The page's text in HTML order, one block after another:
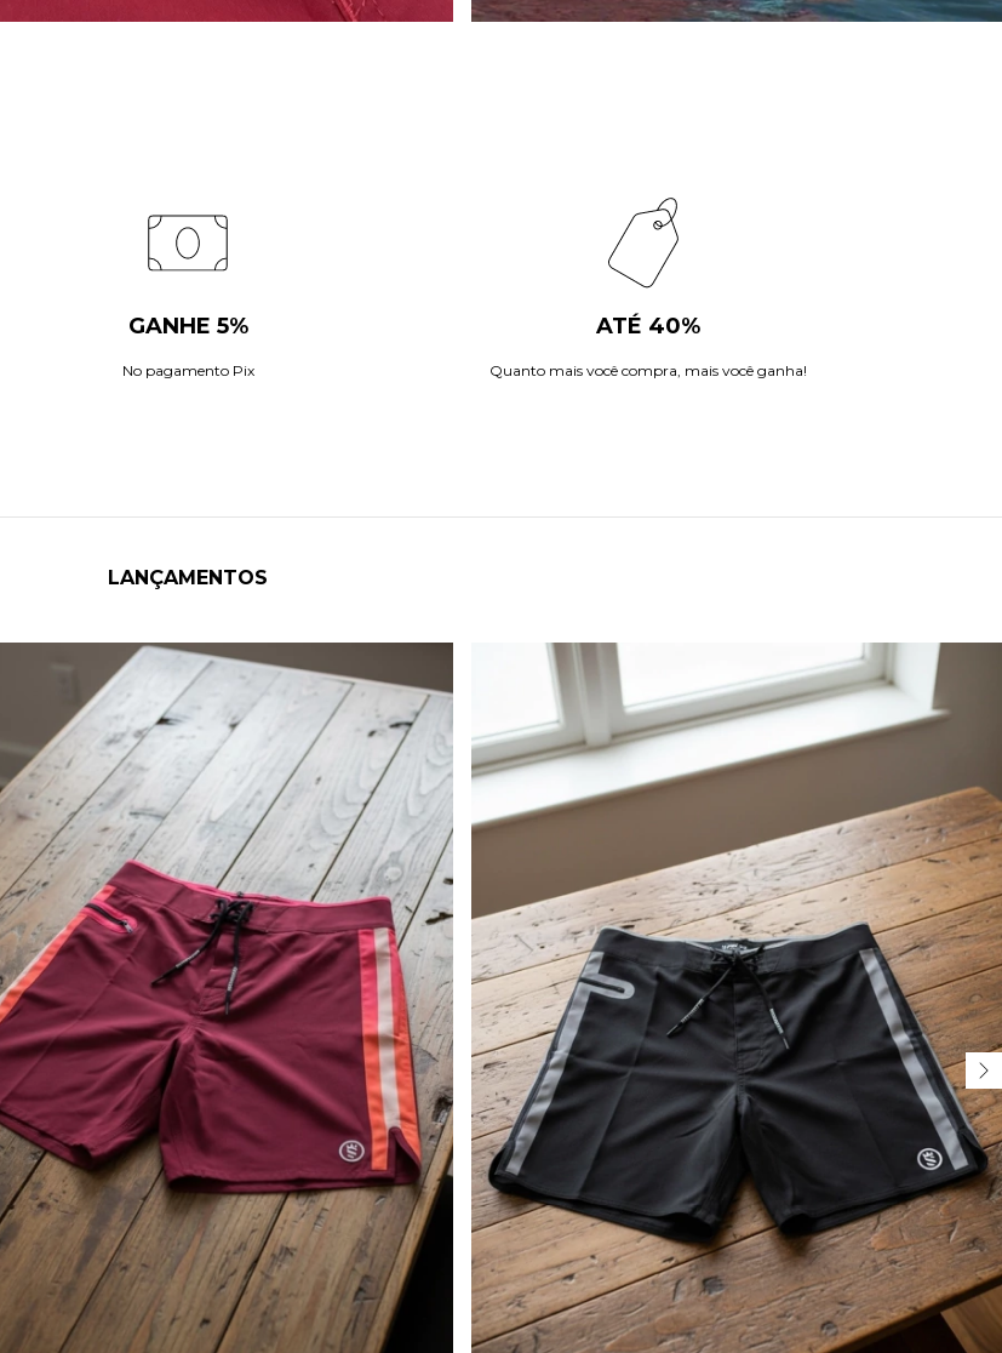
GANHE 5%
No pagamento Pix
ATÉ 40%
Quanto mais você compra, mais você ganha!
LANÇAMENTOS